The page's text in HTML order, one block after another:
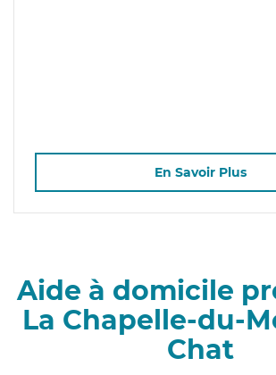
En Savoir Plus
Aide à domicile
La Chapelle-du-
Chat